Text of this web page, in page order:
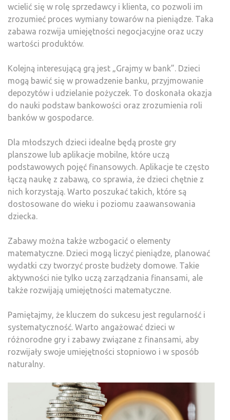
wcielić się w rolę sprzedawcy i klienta, co pozwoli im
zrozumieć proces wymiany towarów na pieniądze. Taka
zabawa rozwija umiejętności negocjacyjne oraz uczy
wartości produktów.
Kolejną interesującą grą jest „Grajmy w bank”. Dzieci
mogą bawić się w prowadzenie banku, przyjmowanie
depozytów i udzielanie pożyczek. To doskonała okazja
do nauki podstaw bankowości oraz zrozumienia roli
banków w gospodarce.
Dla młodszych dzieci idealne będą proste gry
planszowe lub aplikacje mobilne, które uczą
podstawowych pojęć finansowych. Aplikacje te często
łączą naukę z zabawą, co sprawia, że dzieci chętnie z
nich korzystają. Warto poszukać takich, które są
dostosowane do wieku i poziomu zaawansowania
dziecka.
Zabawy można także wzbogacić o elementy
matematyczne. Dzieci mogą liczyć pieniądze, planować
wydatki czy tworzyć proste budżety domowe. Takie
aktywności nie tylko uczą zarządzania finansami, ale
także rozwijają umiejętności matematyczne.
Pamiętajmy, że kluczem do sukcesu jest regularność i
systematyczność. Warto angażować dzieci w
różnorodne gry i zabawy związane z finansami, aby
rozwijały swoje umiejętności stopniowo i w sposób
naturalny.